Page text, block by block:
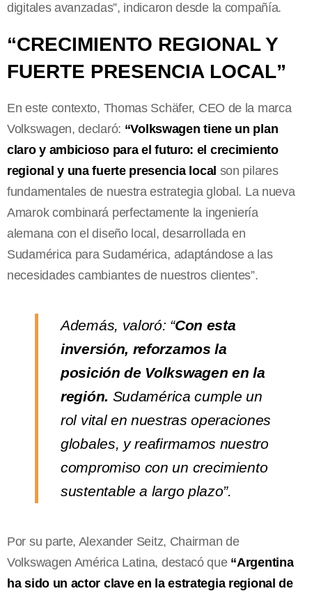
digitales avanzadas”, indicaron desde la compañía.
“CRECIMIENTO REGIONAL Y
FUERTE PRESENCIA LOCAL”
En este contexto, Thomas Schäfer, CEO de la marca
Volkswagen, declaró: “Volkswagen tiene un plan
claro y ambicioso para el futuro: el crecimiento
regional y una fuerte presencia local son pilares
fundamentales de nuestra estrategia global. La nueva
Amarok combinará perfectamente la ingeniería
alemana con el diseño local, desarrollada en
Sudamérica para Sudamérica, adaptándose a las
necesidades cambiantes de nuestros clientes”.
Además, valoró: “Con esta
inversión, reforzamos la
posición de Volkswagen en la
región. Sudamérica cumple un
rol vital en nuestras operaciones
globales, y reafirmamos nuestro
compromiso con un crecimiento
sustentable a largo plazo”.
Por su parte, Alexander Seitz, Chairman de
Volkswagen América Latina, destacó que “Argentina
ha sido un actor clave en la estrategia regional de